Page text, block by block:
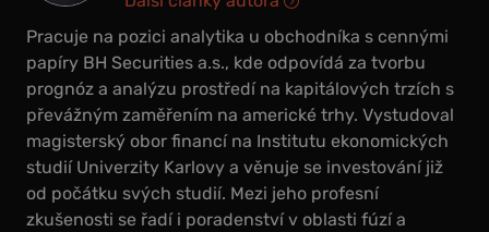
Pracuje na pozici analytika u obchodníka s cennými
papíry BH Securities a.s., kde odpovídá za tvorbu
prognóz a analýzu prostředí na kapitálových trzích s
převážným zaměřením na americké trhy. Vystudoval
magisterský obor financí na Institutu ekonomických
studií Univerzity Karlovy a věnuje se investování již
od počátku svých studií. Mezi jeho profesní
zkušenosti se řadí i poradenství v oblasti fúzí a